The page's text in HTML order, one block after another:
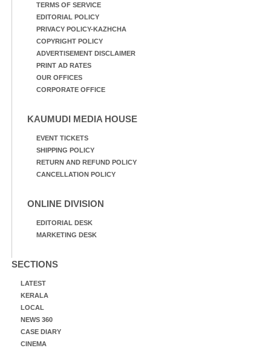
TERMS OF SERVICE
EDITORIAL POLICY
PRIVACY POLICY-KAZHCHA
COPYRIGHT POLICY
ADVERTISEMENT DISCLAIMER
PRINT AD RATES
OUR OFFICES
CORPORATE OFFICE
KAUMUDI MEDIA HOUSE
EVENT TICKETS
SHIPPING POLICY
RETURN AND REFUND POLICY
CANCELLATION POLICY
ONLINE DIVISION
EDITORIAL DESK
MARKETING DESK
SECTIONS
LATEST
KERALA
LOCAL
NEWS 360
CASE DIARY
CINEMA